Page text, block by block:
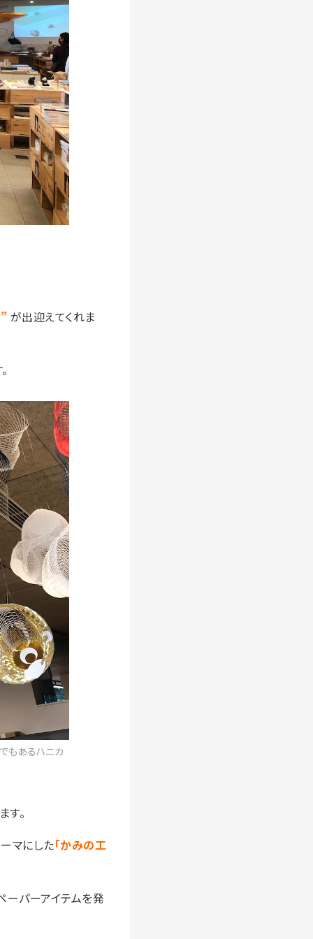
が出迎えてくれま
もあるハニカ
。
マにした「かみの工
ーパーアイテムを発